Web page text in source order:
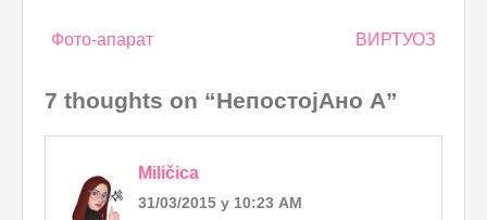
Post
Фото-апарат ВИРТУОЗ
7 thoughts on “НепостојАно А”
Miličica
31/03/2015 у 10:23 AM